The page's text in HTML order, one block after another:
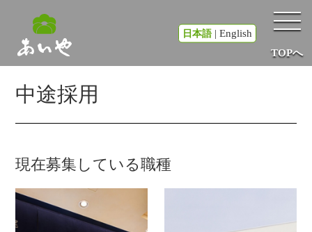
日本語 | English
TOPへ
中途採用
現在募集している職種